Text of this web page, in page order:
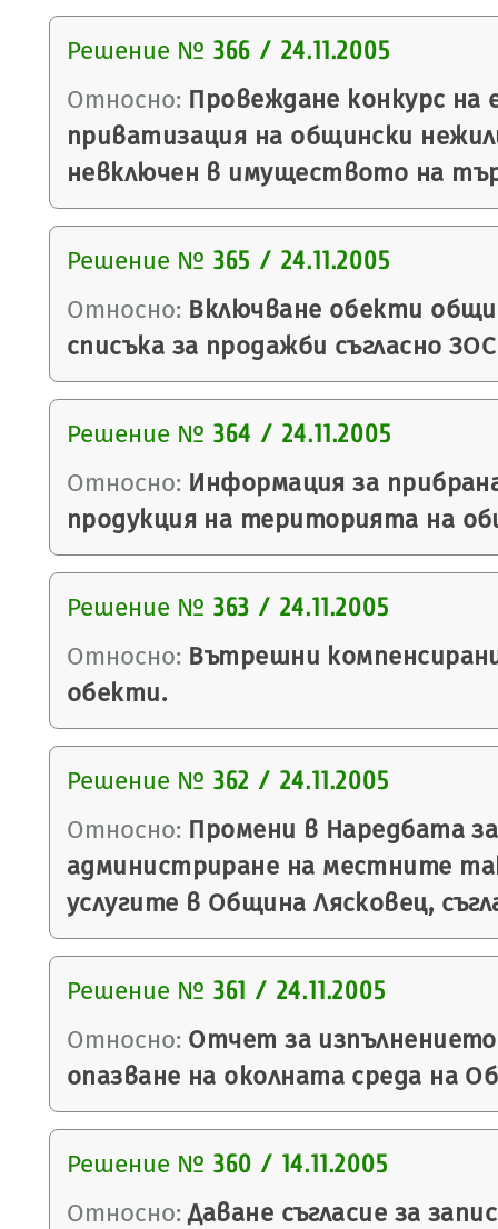
Решение № 366 / 24.11.2005
Относно: Провеждане конкурс на
приватизация на общински
невключен в имуществото на
Решение № 365 / 24.11.2005
Относно: Включване обекти
списъка за продажби съгласно
Решение № 364 / 24.11.2005
Относно: Информация за
продукция на територията на
Решение № 363 / 24.11.2005
Относно: Вътрешни
обекти.
Решение № 362 / 24.11.2005
Относно: Промени в Наредбата
администриране на местните
услугите в Община Лясковец,
Решение № 361 / 24.11.2005
Относно: Отчет за
опазване на околната среда на
Решение № 360 / 14.11.2005
Относно: Даване съгласие за